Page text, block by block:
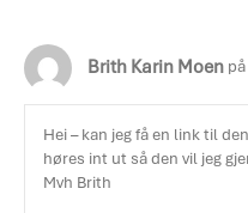
Brith Karin Moen
Hei – kan jeg få en link til
høres int ut så den vil jeg
Mvh Brith